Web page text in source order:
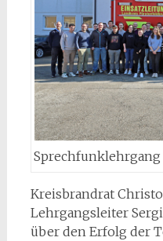
Kreisbrandrat
Lehrgangsleiter
über den Erfolg der